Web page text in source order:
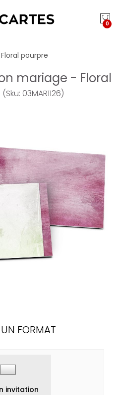
0
Floral pourpre
mariage - Floral
(Sku: 03MAR1126)
FORMAT
invitation